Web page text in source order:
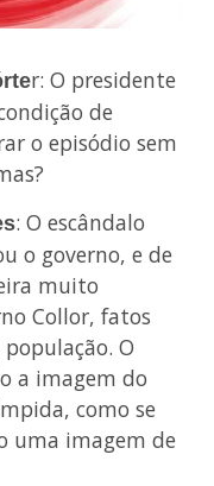
r: O presidente
de
o episódio sem
: O escândalo
o governo, e de
muito
Collor, fatos
O
a imagem do
como se
uma imagem de